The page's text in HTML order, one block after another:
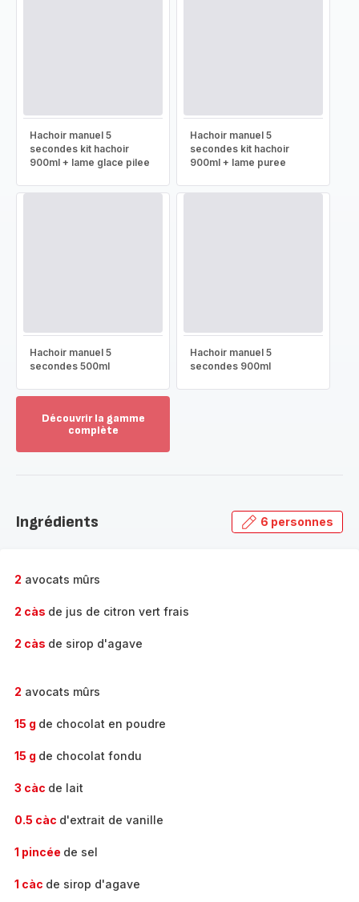
Hachoir manuel 5
secondes kit hachoir
900ml + lame glace pilee
Hachoir manuel 5
secondes kit hachoir
900ml + lame puree
Hachoir manuel 5
secondes 500ml
Hachoir manuel 5
secondes 900ml
Découvrir la gamme
complète
gamme
Ingrédients 6 personnes
2 avocats mûrs
2 càs de jus de citron vert frais
2 càs de sirop d'agave
2 avocats mûrs
15 g de chocolat en poudre
15 g de chocolat fondu
3 càc de lait
0.5 càc d'extrait de vanille
1 pincée de sel
1 càc de sirop d'agave